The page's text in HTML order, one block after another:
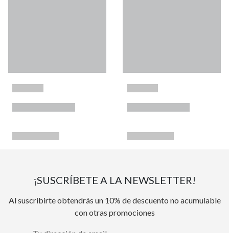
¡SUSCRÍBETE A LA NEWSLETTER!
Al suscribirte obtendrás un 10% de descuento no acumulable
con otras promociones